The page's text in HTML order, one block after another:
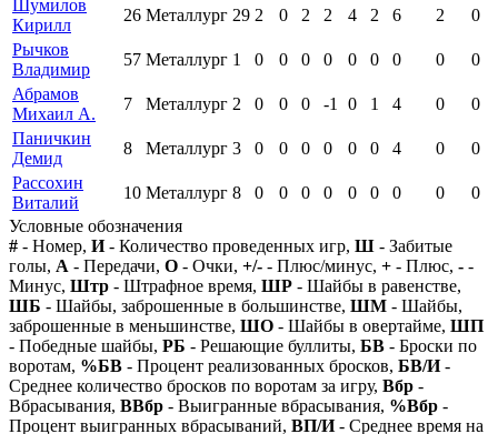
Шумилов
Кирилл
26 Металлург 29 2 0 2 2 4 2 6 2
0
Рычков
Владимир
57 Металлург 1 0 0 0 0 0 0 0 0
0
Абрамов
Михаил А.
7 Металлург 2 0 0 0 -1 0 1 4 0
0
Паничкин
Демид
8 Металлург 3 0 0 0 0 0 0 4 0
0
Рассохин
Виталий
10 Металлург 8 0 0 0 0 0 0 0 0
0
Условные обозначения
# - Номер, И- Количество проведенных игр, Ш - Забитые
голы, А - Передачи, О - Очки, +/- - Плюс/минус, + - Плюс, - -
Минус, Штр - Штрафное время, ШР - Шайбы в равенстве,
ШБ - Шайбы, заброшенные в большинстве, ШМ - Шайбы,
заброшенные в меньшинстве, ШО - Шайбы в овертайме, ШП
- Победные шайбы, РБ - Решающие буллиты, БВ - Броски по
воротам, %БВ - Процент реализованных бросков, БВ/И-
Среднее количество бросков по воротам за игру, Вбр -
Вбрасывания, ВВбр - Выигранные вбрасывания, %Вбр -
Процент выигранных вбрасываний, ВП/И- Среднее время на